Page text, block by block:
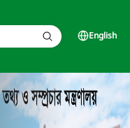
English